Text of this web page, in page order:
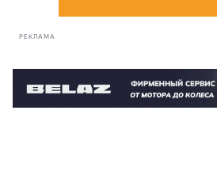
РЕКЛАМА